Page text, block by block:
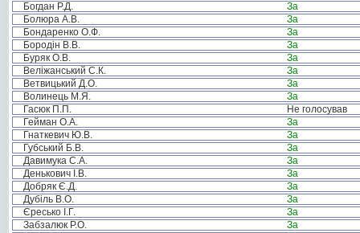
Богдан Р.Д.
За
Болюра А.В.
За
Бондаренко О.Ф.
За
Бородін В.В.
За
Буряк О.В.
За
Веліжанський С.К.
За
Ветвицький Д.О.
За
Волинець М.Я.
За
Гасюк П.П.
Не голосував
Гейман О.А.
За
Гнаткевич Ю.В.
За
Губський Б.В.
За
Давимука С.А.
За
Денькович І.В.
За
Добряк Є.Д.
За
Дубіль В.О.
За
Єресько І.Г.
За
Забзалюк Р.О.
За